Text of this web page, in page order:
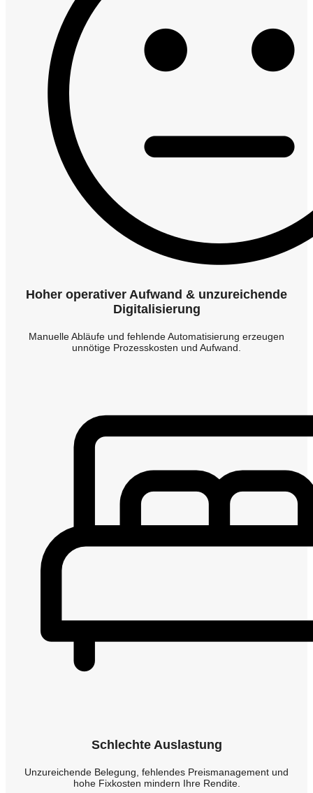
Hoher operativer Aufwand & unzureichende
Digitalisierung
Manuelle Abläufe und fehlende Automatisierung erzeugen
unnötige Prozesskosten und Aufwand.
Schlechte Auslastung
Unzureichende Belegung, fehlendes Preismanagement und
hohe Fixkosten mindern Ihre Rendite.